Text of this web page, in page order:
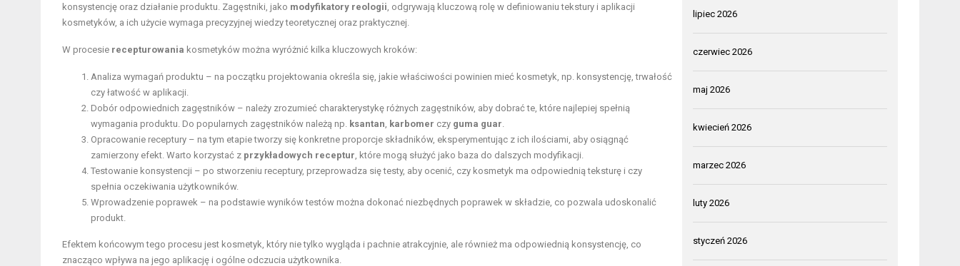
konsystencję oraz działanie produktu. Zagęstniki, jako modyfikatory reologii , odgrywają kluczową rolę w definiowaniu tekstury i aplikacji
kosmetyków, a ich użycie wymaga precyzyjnej wiedzy teoretycznej oraz praktycznej.
W procesie recepturowania kosmetyków można wyróżnić kilka kluczowych kroków:
Analiza wymagań produktu – na początku projektowania określa się, jakie właściwości powinien mieć kosmetyk, np. konsystencję, trwałość
czy łatwość w aplikacji.
Dobór odpowiednich zagęstników – należy zrozumieć charakterystykę różnych zagęstników, aby dobrać te, które najlepiej spełnią
wymagania produktu. Do popularnych zagęstników należą np. ksantan karbomer czy guma guar
Opracowanie receptury – na tym etapie tworzy się konkretne proporcje składników, eksperymentując z ich ilościami, aby osiągnąć
zamierzony efekt. Warto korzystać z przykładowych receptur , które mogą służyć jako baza do dalszych modyfikacji.
Testowanie konsystencji – po stworzeniu receptury, przeprowadza się testy, aby ocenić, czy kosmetyk ma odpowiednią teksturę i czy
spełnia oczekiwania użytkowników.
Wprowadzenie poprawek – na podstawie wyników testów można dokonać niezbędnych poprawek w składzie, co pozwala udoskonalić
produkt.
Efektem końcowym tego procesu jest kosmetyk, który nie tylko wygląda i pachnie atrakcyjnie, ale również ma odpowiednią konsystencję, co
znacząco wpływa na jego aplikację i ogólne odczucia użytkownika.
lipiec 2026
czerwiec 2026
maj 2026
kwiecień 2026
marzec 2026
luty 2026
styczeń 2026